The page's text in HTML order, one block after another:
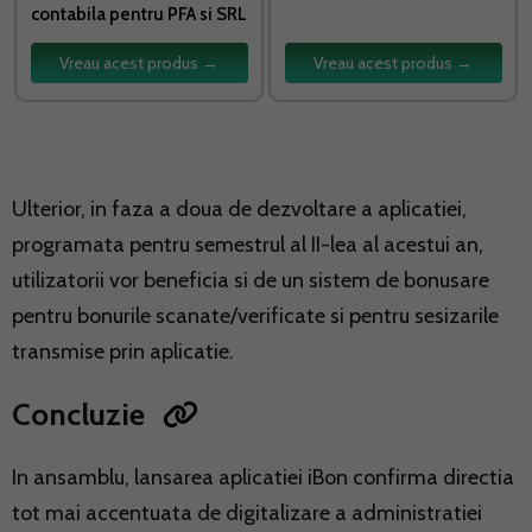
contabila pentru PFA si SRL
Vreau acest produs → Vreau acest produs →
Ulterior, in faza a doua de dezvoltare a aplicatiei,
programata pentru semestrul al II-lea al acestui an,
utilizatorii vor beneficia si de un sistem de bonusare
pentru bonurile scanate/verificate si pentru sesizarile
transmise prin aplicatie.
Concluzie
In ansamblu, lansarea aplicatiei iBon confirma directia
tot mai accentuata de digitalizare a administratiei